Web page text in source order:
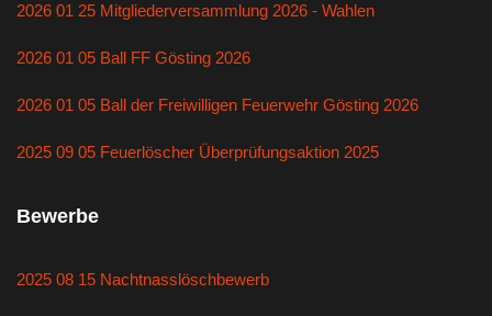
2026 01 25 Mitgliederversammlung 2026 - Wahlen
2026 01 05 Ball FF Gösting 2026
2026 01 05 Ball der Freiwilligen Feuerwehr Gösting 2026
2025 09 05 Feuerlöscher Überprüfungsaktion 2025
Bewerbe
2025 08 15 Nachtnasslöschbewerb